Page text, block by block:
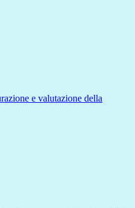
e valutazione della